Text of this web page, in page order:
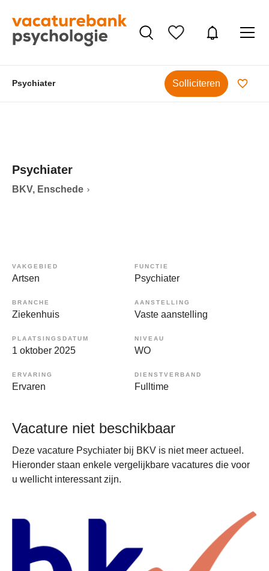
Psychiater Solliciteren
Psychiater
BKV, Enschede
VAKGEBIED
Artsen
FUNCTIE
Psychiater
BRANCHE
Ziekenhuis
AANSTELLING
Vaste aanstelling
PLAATSINGSDATUM
1 oktober 2025
NIVEAU
WO
ERVARING
Ervaren
DIENSTVERBAND
Fulltime
Vacature niet beschikbaar
Deze vacature Psychiater bij BKV is niet meer actueel.
Hieronder staan enkele vergelijkbare vacatures die voor
u wellicht interessant zijn.